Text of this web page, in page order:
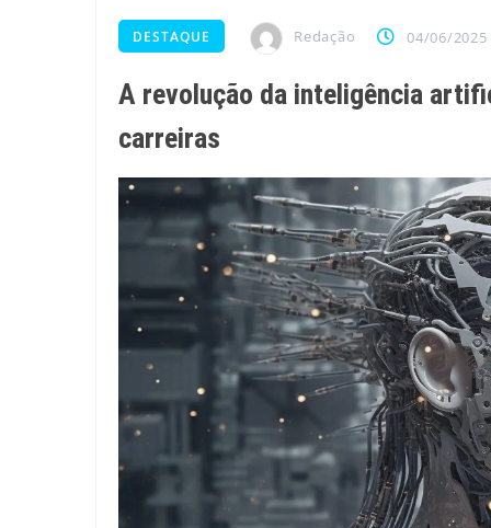
DESTAQUE Redação 04/06/2025
A revolução da inteligência
carreiras